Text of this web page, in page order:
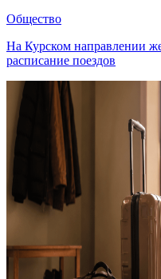
Общество
На Курском направлении
расписание поездов